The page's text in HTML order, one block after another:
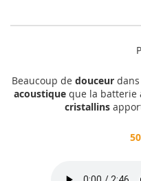
Beaucoup de douceur
acoustiqueque la batterie
cristallins